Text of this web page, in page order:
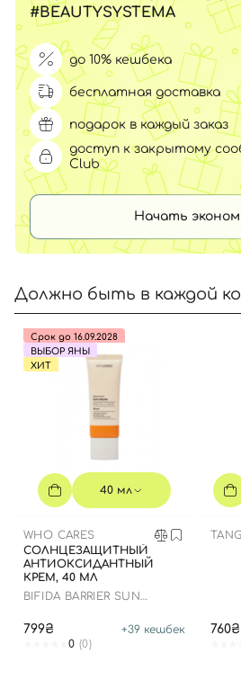
#BEAUTYSYSTEMA
до 10% кешбека
бесплатная доставка
подарок в каждый заказ
доступ к закрытому
Club
Начать
Должно быть в каждой
Срок до 16.09.2028
ВЫБОР ЯНЫ
ХИТ
40 мл
WHO CARES
СОЛНЦЕЗАЩИТНЫЙ
АНТИОКСИДАНТНЫЙ
КРЕМ, 40 МЛ
BIFIDA BARRIER SUN
799₴ +39 кешбек
0 (0)
760₴